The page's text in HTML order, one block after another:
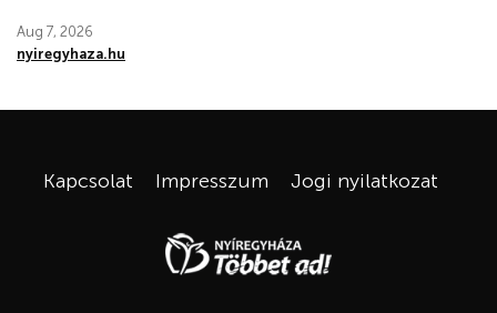
Aug 7, 2026
nyiregyhaza.hu
Kapcsolat Impresszum Jogi nyilatkozat